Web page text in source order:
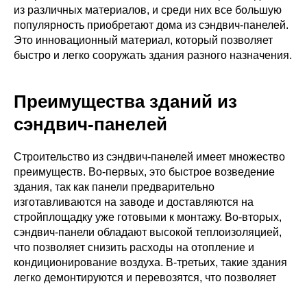
из различных материалов, и среди них все большую
популярность приобретают дома из сэндвич-панелей.
Это инновационный материал, который позволяет
быстро и легко сооружать здания разного назначения.
Преимущества зданий из
сэндвич-панелей
Строительство из сэндвич-панелей имеет множество
преимуществ. Во-первых, это быстрое возведение
здания, так как панели предварительно
изготавливаются на заводе и доставляются на
стройплощадку уже готовыми к монтажу. Во-вторых,
сэндвич-панели обладают высокой теплоизоляцией,
что позволяет снизить расходы на отопление и
кондиционирование воздуха. В-третьих, такие здания
легко демонтируются и перевозятся, что позволяет